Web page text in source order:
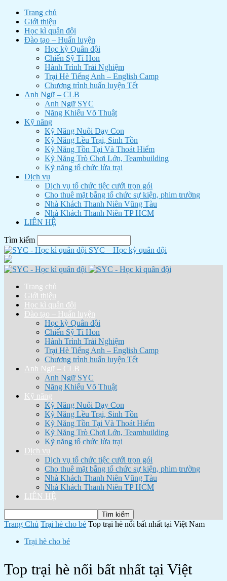
Trang chủ
Giới thiệu
Học kì quân đội
Đào tạo – Huấn luyện
Học kỳ Quân đội
Chiến Sỹ Tí Hon
Hành Trình Trải Nghiệm
Trại Hè Tiếng Anh – English Camp
Chương trình huấn luyện Tết
Anh Ngữ – CLB
Anh Ngữ SYC
Năng Khiếu Võ Thuật
Kỹ năng
Kỹ Năng Nuôi Dạy Con
Kỹ Năng Lều Trại, Sinh Tồn
Kỹ Năng Tồn Tại Và Thoát Hiểm
Kỹ Năng Trò Chơi Lớn, Teambuilding
Kỹ năng tổ chức lửa trại
Dịch vụ
Dịch vụ tổ chức tiệc cưới trọn gói
Cho thuê mặt bằng tổ chức sự kiện, phim trường
Nhà Khách Thanh Niên Vũng Tàu
Nhà Khách Thanh Niên TP HCM
LIÊN HỆ
Tìm kiếm
SYC – Học kỳ quân đội
Trang chủ
Giới thiệu
Học kì quân đội
Đào tạo – Huấn luyện
Học kỳ Quân đội
Chiến Sỹ Tí Hon
Hành Trình Trải Nghiệm
Trại Hè Tiếng Anh – English Camp
Chương trình huấn luyện Tết
Anh Ngữ – CLB
Anh Ngữ SYC
Năng Khiếu Võ Thuật
Kỹ năng
Kỹ Năng Nuôi Dạy Con
Kỹ Năng Lều Trại, Sinh Tồn
Kỹ Năng Tồn Tại Và Thoát Hiểm
Kỹ Năng Trò Chơi Lớn, Teambuilding
Kỹ năng tổ chức lửa trại
Dịch vụ
Dịch vụ tổ chức tiệc cưới trọn gói
Cho thuê mặt bằng tổ chức sự kiện, phim trường
Nhà Khách Thanh Niên Vũng Tàu
Nhà Khách Thanh Niên TP HCM
LIÊN HỆ
Trang Chủ Trại hè cho bé Top trại hè nổi bất nhất tại Việt Nam
Trại hè cho bé
Top trại hè nổi bất nhất tại Việt